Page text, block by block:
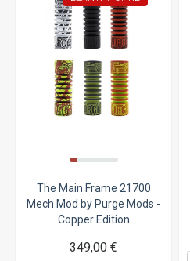
The Main Frame 21700
Mech Mod by Purge Mods -
Copper Edition
349,00 €